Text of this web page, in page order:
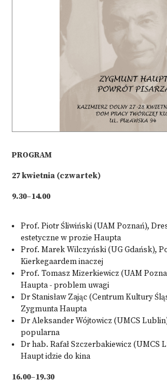
PROGRAM
27 kwietnia (czwartek)
9.30–14.00
Prof. Piotr Śliwiński (UAM Poznań),
estetyczne w prozie Haupta
Prof. Marek Wilczyński (UG Gdańsk),
Kierkegaardem inaczej
Prof. Tomasz Mizerkiewicz (UAM
Haupta - problem uwagi
Dr Stanisław Zając (Centrum Kultury
Zygmunta Haupta
Dr Aleksander Wójtowicz (UMCS
popularna
Dr hab. Rafał Szczerbakiewicz (UMCS
Haupt idzie do kina
16.00–19.30